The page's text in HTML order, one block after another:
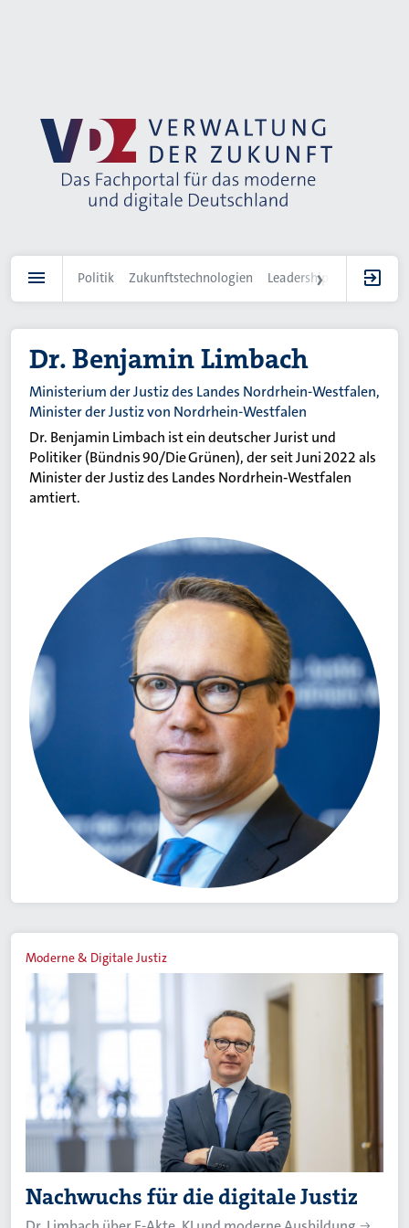
Politik Zukunftstechnologien Leadership IT-
Dr. Benjamin Limbach
Ministerium der Justiz des Landes Nordrhein-Westfalen,
Minister der Justiz von Nordrhein-Westfalen
Dr. Benjamin Limbach ist ein deutscher Jurist und
Politiker (Bündnis 90/Die Grünen), der seit Juni 2022 als
Minister der Justiz des Landes Nordrhein‑Westfalen
amtiert.
Moderne & Digitale Justiz
Nachwuchs für die digitale Justiz